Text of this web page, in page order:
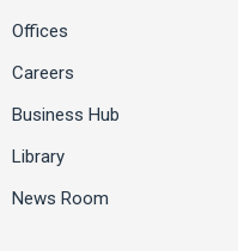
Offices
Careers
Business Hub
Library
News Room